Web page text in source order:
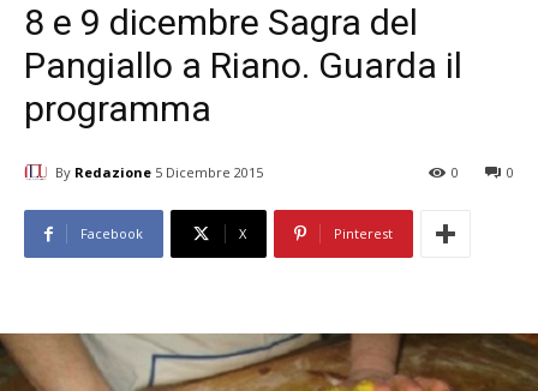
8 e 9 dicembre Sagra del
Pangiallo a Riano. Guarda il
programma
By Redazione 5 Dicembre 2015 0
0
Facebook X Pinterest